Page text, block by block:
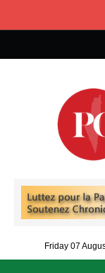
Friday 07